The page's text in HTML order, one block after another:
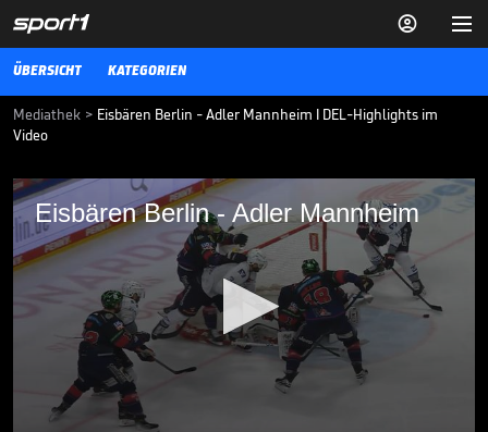


ÜBERSICHT KATEGORIEN
Mediathek > Eisbären Berlin - Adler Mannheim I DEL-Highlights im
Video
Eisbären Berlin - Adler Mannheim
Eisbären Berlin - Adler Mannheim
Die Highlights der Eishockey-Partie Eisbären Berlin - Adler
Mannheim aus der DEL im Video.
30.04.26
 07:43
Titel-Hattrick perfekt:
Eisbären schreiben
Geschichte